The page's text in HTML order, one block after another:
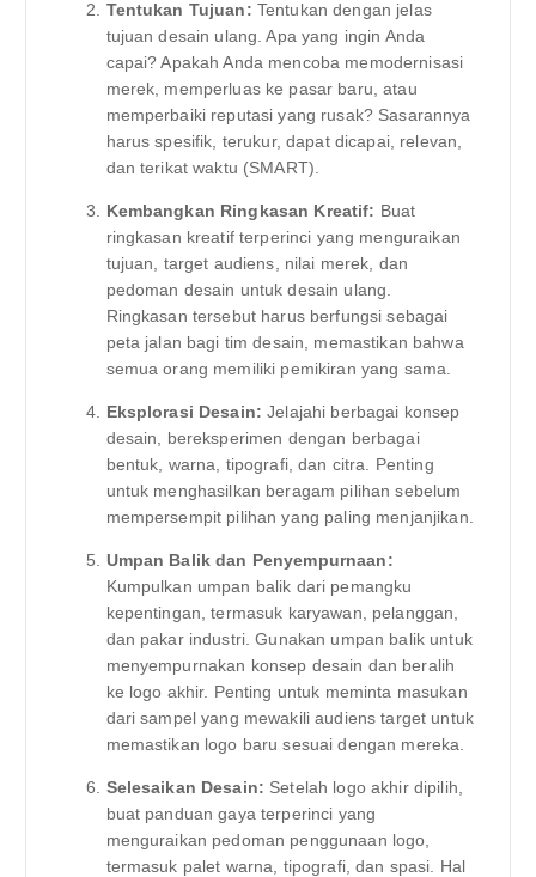
Tentukan Tujuan: Tentukan dengan jelas
tujuan desain ulang. Apa yang ingin Anda
capai? Apakah Anda mencoba memodernisasi
merek, memperluas ke pasar baru, atau
memperbaiki reputasi yang rusak? Sasarannya
harus spesifik, terukur, dapat dicapai, relevan,
dan terikat waktu (SMART).
Kembangkan Ringkasan Kreatif: Buat
ringkasan kreatif terperinci yang menguraikan
tujuan, target audiens, nilai merek, dan
pedoman desain untuk desain ulang.
Ringkasan tersebut harus berfungsi sebagai
peta jalan bagi tim desain, memastikan bahwa
semua orang memiliki pemikiran yang sama.
Eksplorasi Desain: Jelajahi berbagai konsep
desain, bereksperimen dengan berbagai
bentuk, warna, tipografi, dan citra. Penting
untuk menghasilkan beragam pilihan sebelum
mempersempit pilihan yang paling menjanjikan.
Umpan Balik dan Penyempurnaan:
Kumpulkan umpan balik dari pemangku
kepentingan, termasuk karyawan, pelanggan,
dan pakar industri. Gunakan umpan balik untuk
menyempurnakan konsep desain dan beralih
ke logo akhir. Penting untuk meminta masukan
dari sampel yang mewakili audiens target untuk
memastikan logo baru sesuai dengan mereka.
Selesaikan Desain: Setelah logo akhir dipilih,
buat panduan gaya terperinci yang
menguraikan pedoman penggunaan logo,
termasuk palet warna, tipografi, dan spasi. Hal